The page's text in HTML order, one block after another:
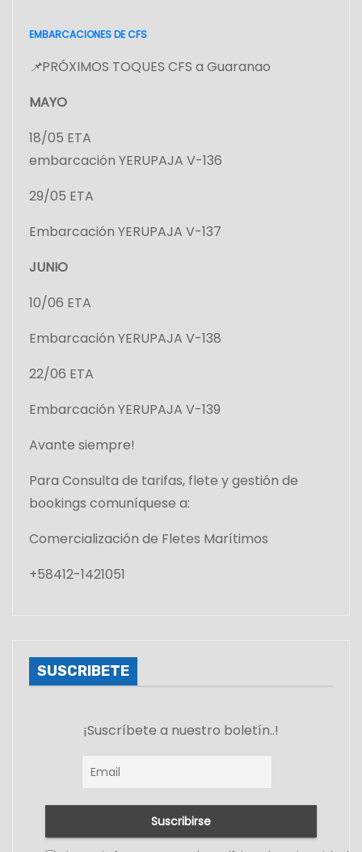
EMBARCACIONES DE CFS
📌PRÓXIMOS TOQUES CFS a Guaranao
MAYO
18/05 ETA
embarcación YERUPAJA V-136
29/05 ETA
Embarcación YERUPAJA V-137
JUNIO
10/06 ETA
Embarcación YERUPAJA V-138
22/06 ETA
Embarcación YERUPAJA V-139
Avante siempre!
Para Consulta de tarifas, flete y gestión de
bookings comuníquese a:
Comercialización de Fletes Marítimos
+58412-1421051
SUSCRIBETE
¡Suscríbete a nuestro boletín..!